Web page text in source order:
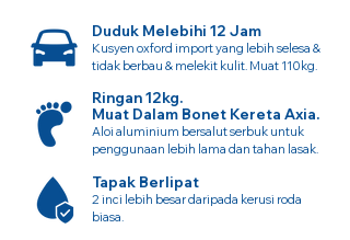
Duduk Melebihi 12 Jam
Kusyen oxford import yang lebih selesa &
tidak berbau & melekit kulit. Muat 110kg.
Ringan 12kg.
Muat Dalam Bonet Kereta Axia.
Aloi aluminium bersalut serbuk untuk
penggunaan lebih lama dan tahan lasak.
Tapak Berlipat
2 inci lebih besar daripada kerusi roda
biasa.